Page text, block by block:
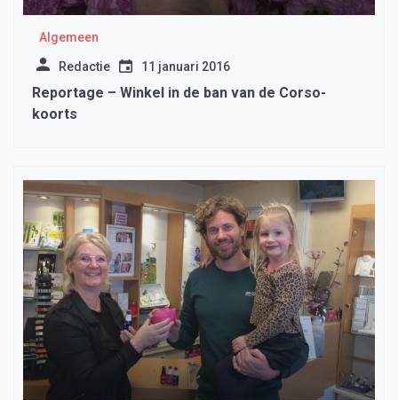
Algemeen
Redactie 11 januari 2016
Reportage – Winkel in de ban van de Corso-
koorts